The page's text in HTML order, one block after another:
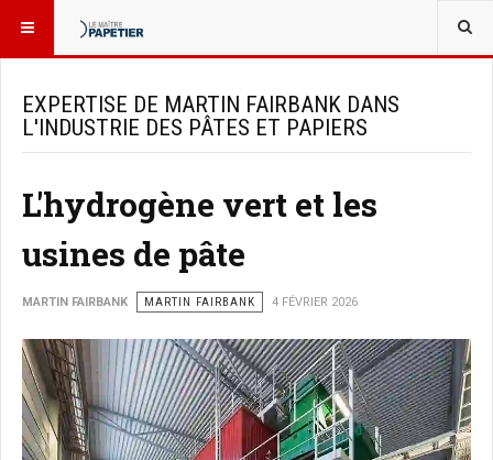
VOUS ÊTES ICI :
EXPERTISE DE MARTIN FAIRBANK DANS
L'INDUSTRIE DES PÂTES ET PAPIERS
L'hydrogène vert et les
usines de pâte
MARTIN FAIRBANK MARTIN FAIRBANK 4 FÉVRIER 2026